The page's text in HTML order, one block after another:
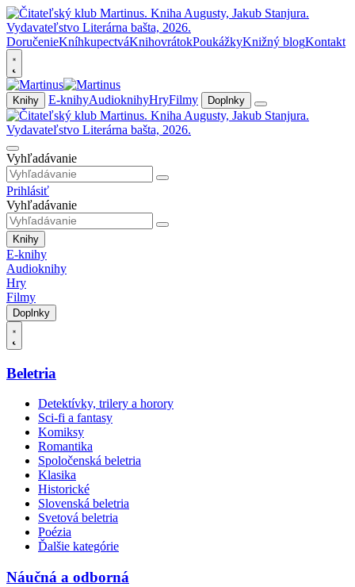
DoručenieKníhkupectváKnihovrátokPoukážkyKnižný blogKontakt
Knihy E-knihyAudioknihyHryFilmy Doplnky
Vyhľadávanie
Prihlásiť
Vyhľadávanie
Knihy
E-knihy
Audioknihy
Hry
Filmy
Doplnky
Beletria
Detektívky, trilery a horory
Sci-fi a fantasy
Komiksy
Romantika
Spoločenská beletria
Klasika
Historické
Slovenská beletria
Svetová beletria
Poézia
Ďalšie kategórie
Náučná a odborná